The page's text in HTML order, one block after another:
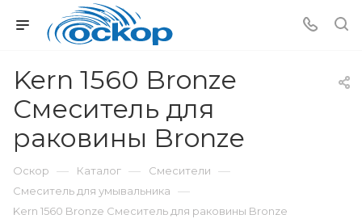
Kern 1560 Bronze
Смеситель для
раковины Bronze
Оскор — Каталог — Смесители —
Смеситель для умывальника —
Kern 1560 Bronze Смеситель для раковины Bronze